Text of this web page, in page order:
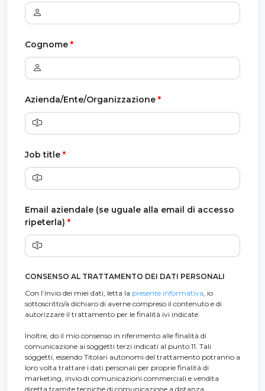
Cognome *
Azienda/Ente/Organizzazione *
Job title *
Email aziendale (se uguale alla email di accesso
ripeterla) *
CONSENSO AL TRATTAMENTO DEI DATI PERSONALI
Con l’invio dei miei dati, letta la presente informativa, io
sottoscritto/a dichiaro di averne compreso il contenuto e di
autorizzare il trattamento per le finalità ivi indicate.
Inoltre, do il mio consenso in riferimento alle finalità di
comunicazione ai soggetti terzi indicati al punto 11. Tali
soggetti, essendo Titolari autonomi del trattamento potranno a
loro volta trattare i dati personali per proprie finalità di
marketing, invio di comunicazioni commerciali e vendita
diretta tramite tecniche di comunicazione a distanza